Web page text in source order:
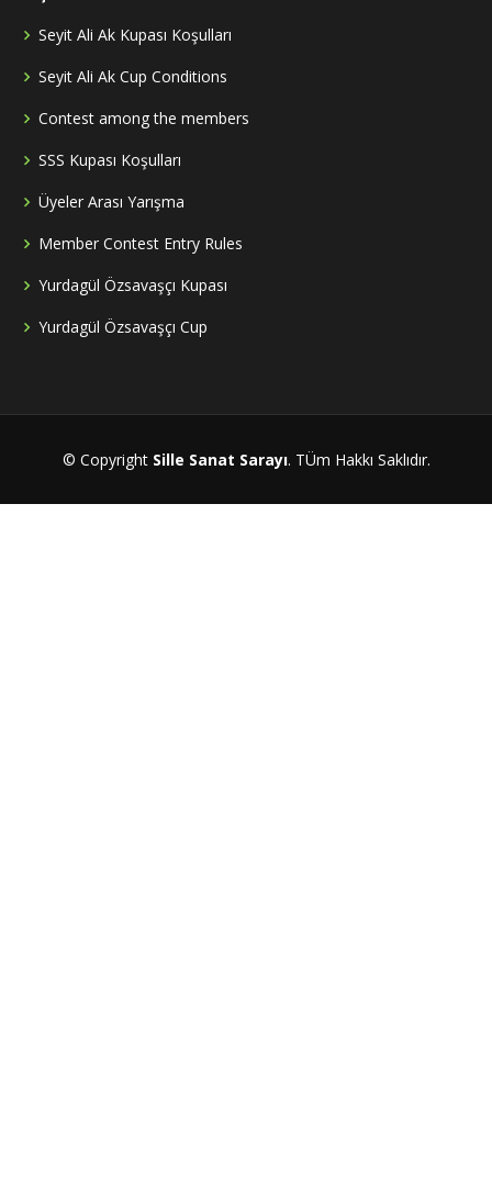
Seyit Ali Ak Kupası Koşulları
Seyit Ali Ak Cup Conditions
Contest among the members
SSS Kupası Koşulları
Üyeler Arası Yarışma
Member Contest Entry Rules
Yurdagül Özsavaşçı Kupası
Yurdagül Özsavaşçı Cup
© Copyright Sille Sanat Sarayı. TÜm Hakkı Saklıdır.